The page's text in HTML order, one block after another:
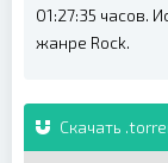
01:27:35 часов.
жанре Rock.
Скачать